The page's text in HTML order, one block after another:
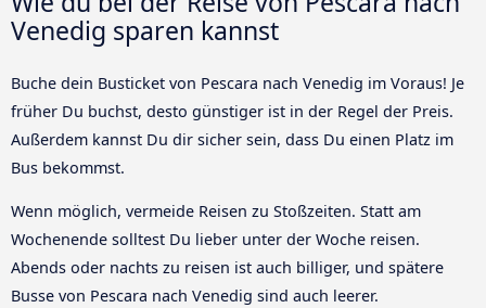
Venedig sparen kannst
Buche dein Busticket von Pescara nach Venedig im Voraus! Je
früher Du buchst, desto günstiger ist in der Regel der Preis.
Außerdem kannst Du dir sicher sein, dass Du einen Platz im
Bus bekommst.
Wenn möglich, vermeide Reisen zu Stoßzeiten. Statt am
Wochenende solltest Du lieber unter der Woche reisen.
Abends oder nachts zu reisen ist auch billiger, und spätere
Busse von Pescara nach Venedig sind auch leerer.